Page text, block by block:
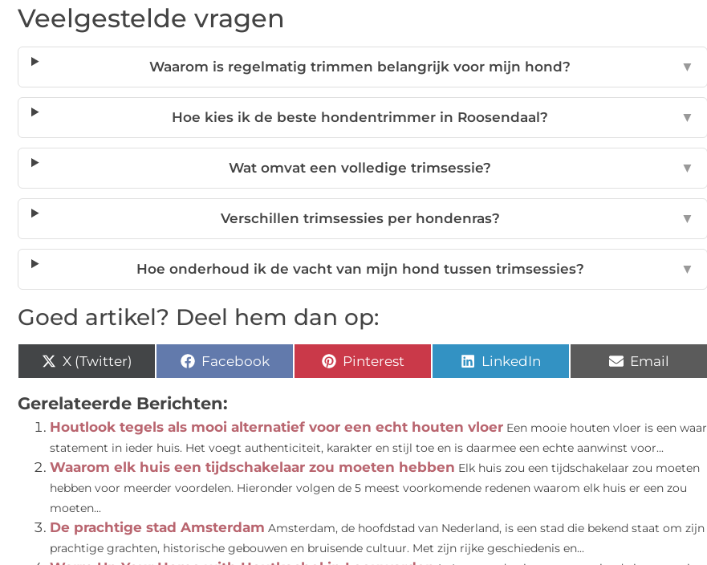
Veelgestelde vragen
Waarom is regelmatig trimmen belangrijk voor mijn hond? ▼
Hoe kies ik de beste hondentrimmer in Roosendaal? ▼
Wat omvat een volledige trimsessie? ▼
Verschillen trimsessies per hondenras? ▼
Hoe onderhoud ik de vacht van mijn hond tussen trimsessies? ▼
Goed artikel? Deel hem dan op:
X (Twitter) Facebook Pinterest LinkedIn Email
Gerelateerde Berichten:
Houtlook tegels als mooi alternatief voor een echt houten vloer Een mooie houten vloer is een waar
statement in ieder huis. Het voegt authenticiteit, karakter en stijl toe en is daarmee een echte aanwinst voor...
Waarom elk huis een tijdschakelaar zou moeten hebben Elk huis zou een tijdschakelaar zou moeten
hebben voor meerder voordelen. Hieronder volgen de 5 meest voorkomende redenen waarom elk huis er een zou
moeten...
De prachtige stad Amsterdam Amsterdam, de hoofdstad van Nederland, is een stad die bekend staat om zijn
prachtige grachten, historische gebouwen en bruisende cultuur. Met zijn rijke geschiedenis en...